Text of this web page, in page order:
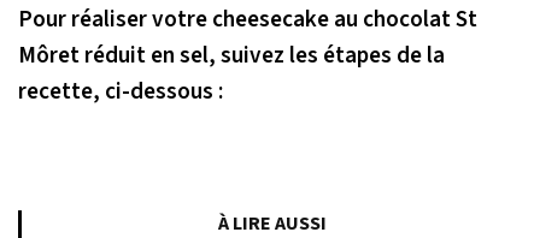
Pour réaliser votre cheesecake au chocolat St
Môret réduit en sel, suivez les étapes de la
recette, ci-dessous :
À LIRE AUSSI